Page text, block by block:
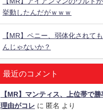
挙動したんだがｗｗｗ
【MR】ペニー、弱体化されて
んじゃないか？
最近のコメント
【MR】マンティス、上位帯で
理由がコレ に 匿名 より